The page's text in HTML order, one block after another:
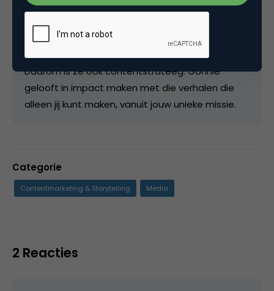
sociaal verkeer juist graag naar beneden ziet
om de consument met slimme distributie te
laten weten hoe onmisbaar jouw verhalen zijn.
Daarom is ze ook contentstrateeg. Gonnie
gelooft in impact maken met die verhalen die
alleen jij kunt maken, vanuit jouw unieke missie.
Categorie
Contentmarketing & Storytelling Media
2 Reacties